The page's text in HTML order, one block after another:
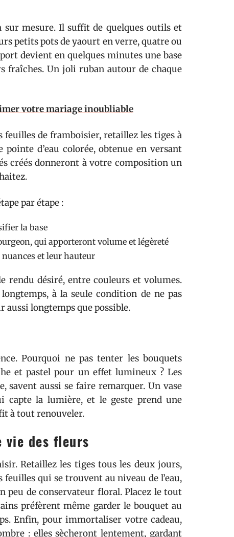
mesure. Il suffit de quelques outils et
petits pots de yaourt en verre, quatre ou
devient en quelques minutes une base
fraîches. Un joli ruban autour de chaque
votre mariage inoubliable
feuilles de framboisier, retaillez les tiges à
d’eau colorée, obtenue en versant
créés donneront à votre composition un
par étape :
la base
qui apporteront volume et légèreté
et leur hauteur
rendu désiré, entre couleurs et volumes.
à la seule condition de ne pas
aussi longtemps que possible.
Pourquoi ne pas tenter les bouquets
et pastel pour un effet lumineux ? Les
savent aussi se faire remarquer. Un vase
capte la lumière, et le geste prend une
à tout renouveler.
vie des fleurs
Retaillez les tiges tous les deux jours,
qui se trouvent au niveau de l’eau,
peu de conservateur floral. Placez le tout
préfèrent même garder le bouquet au
Enfin, pour immortaliser votre cadeau,
: elles sècheront lentement, gardant